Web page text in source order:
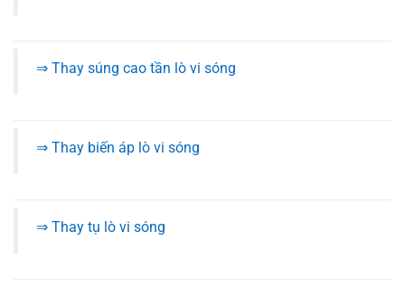
⇒ Thay súng cao tần lò vi sóng
⇒ Thay biến áp lò vi sóng
⇒ Thay tụ lò vi sóng